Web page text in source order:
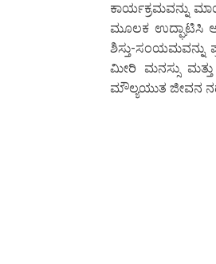
ಕಾರ್ಯಕ್ರಮವನ್ನು
ಮೂಲಕ ಉದ್ಘಾಟಿಸಿ
ಶಿಸ್ತು-ಸಂಯಮವನ್ನು
ಮೀರಿ ಮನಸ್ಸು
ಮೌಲ್ಯಯುತ ಜೀವನ